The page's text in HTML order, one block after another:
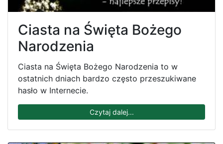
Ciasta na Święta Bożego
Narodzenia
Ciasta na Święta Bożego Narodzenia to w
ostatnich dniach bardzo często przeszukiwane
hasło w Internecie.
Czytaj dalej...